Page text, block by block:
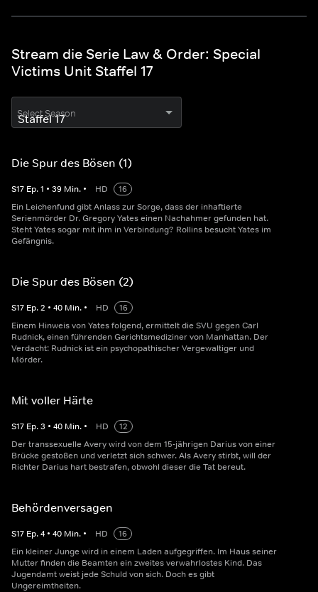
Stream die Serie Law & Order: Special
Victims Unit Staffel 17
Select Season
Die Spur des Bösen (1)
S17 Ep.1 • 39 Min. • HD
16
Ein Leichenfund gibt Anlass zur Sorge, dass der inhaftierte
Serienmörder Dr. Gregory Yates einen Nachahmer gefunden hat.
Steht Yates sogar mit ihm in Verbindung? Rollins besucht Yates im
Gefängnis.
Die Spur des Bösen (2)
S17 Ep.2 • 40 Min. • HD
16
Einem Hinweis von Yates folgend, ermittelt die SVU gegen Carl
Rudnick, einen führenden Gerichtsmediziner von Manhattan. Der
Verdacht: Rudnick ist ein psychopathischer Vergewaltiger und
Mörder.
Mit voller Härte
S17 Ep.3 • 40 Min. • HD
12
Der transsexuelle Avery wird von dem 15-jährigen Darius von einer
Brücke gestoßen und verletzt sich schwer. Als Avery stirbt, will der
Richter Darius hart bestrafen, obwohl dieser die Tat bereut.
Behördenversagen
S17 Ep.4 • 40 Min. • HD
16
Ein kleiner Junge wird in einem Laden aufgegriffen. Im Haus seiner
Mutter finden die Beamten ein zweites verwahrlostes Kind. Das
Jugendamt weist jede Schuld von sich. Doch es gibt
Ungereimtheiten.